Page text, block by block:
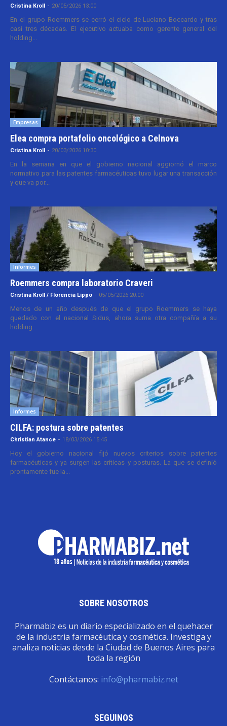
Cristina Kroll - 20/05/2026 13:00
En el grupo Roemmers se cerró el ciclo de Luciano Boccardo y tras
casi tres décadas. El ejecutivo actuaba como gerente general del
holding...
Empresas
Elea compra portafolio oncológico a Celnova
Cristina Kroll - 20/03/2026 10:30
En la semana en que el gobierno nacional aggiornó el marco
normativo para las patentes farmacéuticas tuvo lugar una transacción
y que va por...
Informes
Roemmers compra laboratorio Craveri
Cristina Kroll / Florencia Lippo - 05/05/2026 20:00
Menos de un año después de que el grupo Roemmers se haya
quedado con el nacional Sidus, ahora suma otra compañía a su
holding....
Informes
CILFA: postura sobre patentes
Christian Atance - 18/03/2026 15:45
Hoy el gobierno nacional fijó nuevos criterios sobre patentes
farmacéuticas y ya surgen las críticas y posturas. La que se definió
prontamente fue la...
SOBRE NOSOTROS
Pharmabiz es un diario especializado en el quehacer
de la industria farmacéutica y cosmética. Investiga y
analiza noticias desde la Ciudad de Buenos Aires para
toda la región
Contáctanos: info@pharmabiz.net
SEGUINOS